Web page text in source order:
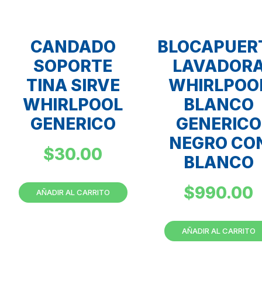
CANDADO
SOPORTE
TINA SIRVE
WHIRLPOOL
GENERICO
$30.00
AÑADIR AL CARRITO
BLANCO
GENERICO
NEGRO
BLANCO
$990.00
AÑADIR AL CARRITO